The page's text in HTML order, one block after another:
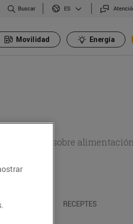
Buscar ES
Movilidad Energía
actualidad sobre
I TRADICIONS RECEPTES